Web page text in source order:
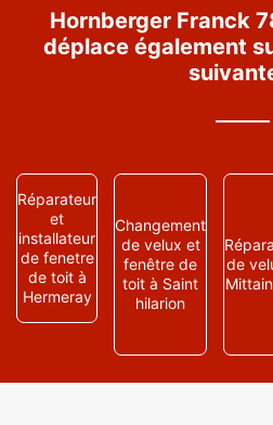
Hornberger Franck
déplace également
Réparateur
et
installateur
de fenetre
de toit à
Hermeray
Changement
de velux et
fenêtre de
toit à Saint
hilarion
de